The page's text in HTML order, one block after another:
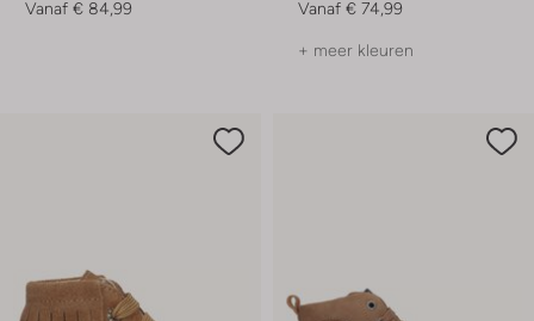
Vanaf € 84,99 Vanaf € 74,99
+ meer kleuren